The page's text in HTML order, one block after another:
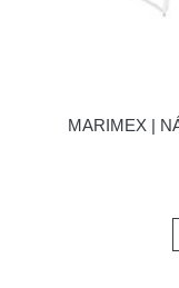
MARIMEX |